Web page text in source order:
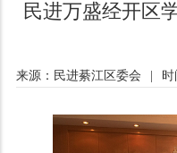
民进万盛经开区
来源：民进綦江区委会 时